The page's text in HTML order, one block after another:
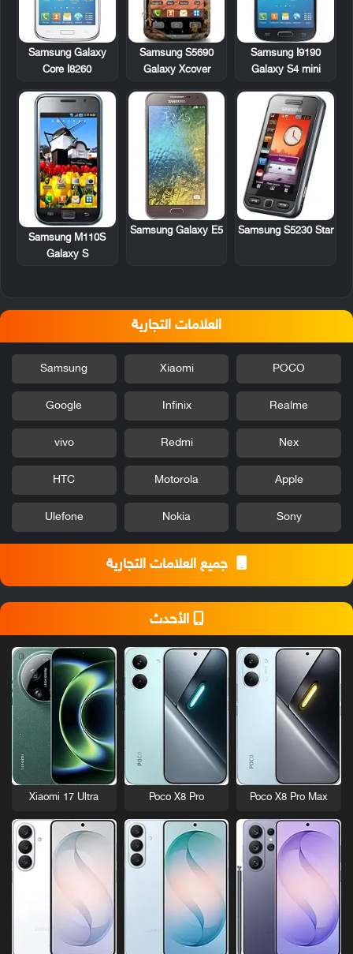
Samsung I9190
Galaxy S4 mini
Samsung S5690
Galaxy Xcover
Samsung Galaxy
Core I8260
Samsung S5230 Star
Samsung Galaxy E5
Samsung M110S
Galaxy S
العلامات التجارية
POCO
Xiaomi
Samsung
Realme
Infinix
Google
Nex
Redmi
vivo
Apple
Motorola
HTC
Sony
Nokia
Ulefone
جميع العلامات التجارية
الأحدث
Poco X8 Pro Max
Poco X8 Pro
Xiaomi 17 Ultra